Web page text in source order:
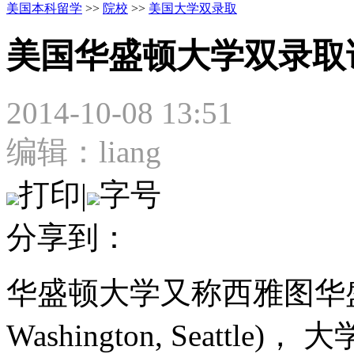
美国本科留学 >> 院校 >> 美国大学双录取
美国华盛顿大学双录
2014-10-08 13:51
编辑：liang
打印| 字号
分享到：
华盛顿大学又称西雅图
Washington, Seattle)，